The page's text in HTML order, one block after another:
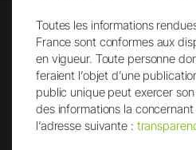
Lettre
Toutes les informations
France sont conformes aux
en vigueur. Toute personne
feraient l’objet d’une
public unique peut exercer
des informations la
l’adresse suivante :